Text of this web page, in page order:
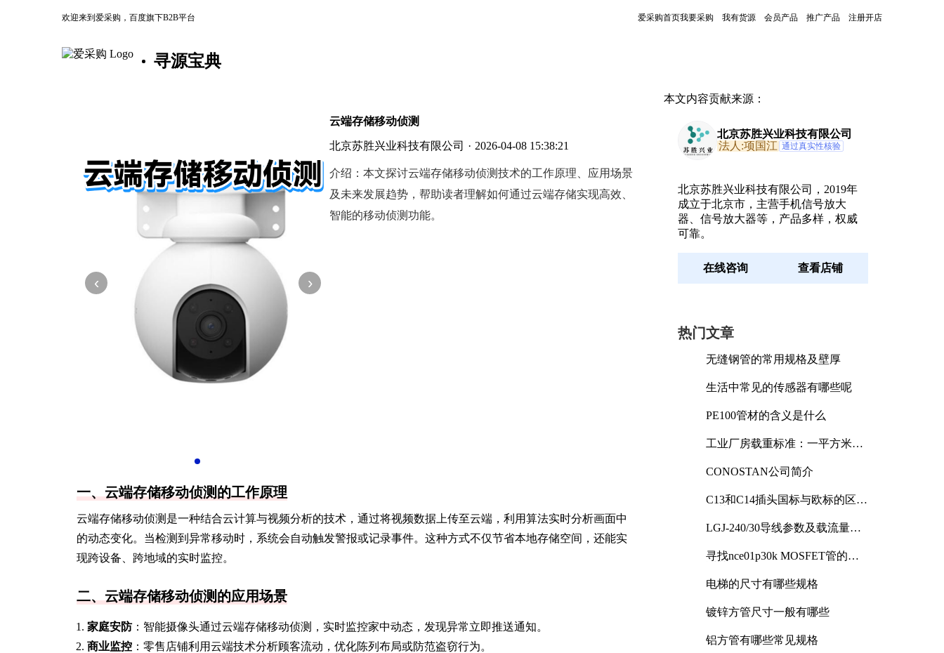
欢迎来到爱采购，百度旗下B2B平台 爱采购首页我要采购 我有货源 会员产品 推广产品 注册开店
寻源宝典
‹ ›
云端存储移动侦测
北京苏胜兴业科技有限公司 · 2026-04-08 15:38:21
介绍： 本文探讨云端存储移动侦测技术的工作原理、应用场景
及未来发展趋势，帮助读者理解如何通过云端存储实现高效、
智能的移动侦测功能。
一、云端存储移动侦测的工作原理
云端存储移动侦测是一种结合云计算与视频分析的技术，通过将视频数据上传至云端，利用算法实时分析画面中
的动态变化。当检测到异常移动时，系统会自动触发警报或记录事件。这种方式不仅节省本地存储空间，还能实
现跨设备、跨地域的实时监控。
二、云端存储移动侦测的应用场景
家庭安防：智能摄像头通过云端存储移动侦测，实时监控家中动态，发现异常立即推送通知。
商业监控 ：零售店铺利用云端技术分析顾客流动，优化陈列布局或防范盗窃行为。
本文内容贡献来源：
北京苏胜兴业科技有限公司
法人:项国江 通过真实性核验
北京苏胜兴业科技有限公司，2019年
成立于北京市，主营手机信号放大
器、信号放大器等，产品多样，权威
可靠。
在线咨询 查看店铺
热门文章
无缝钢管的常用规格及壁厚
生活中常见的传感器有哪些呢
PE100管材的含义是什么
工业厂房载重标准：一平方米能
CONOSTAN公司简介
C13和C14插头国标与欧标的区别
LGJ-240/30导线参数及载流量解
寻找nce01p30k MOSFET管的合
电梯的尺寸有哪些规格
镀锌方管尺寸一般有哪些
铝方管有哪些常见规格